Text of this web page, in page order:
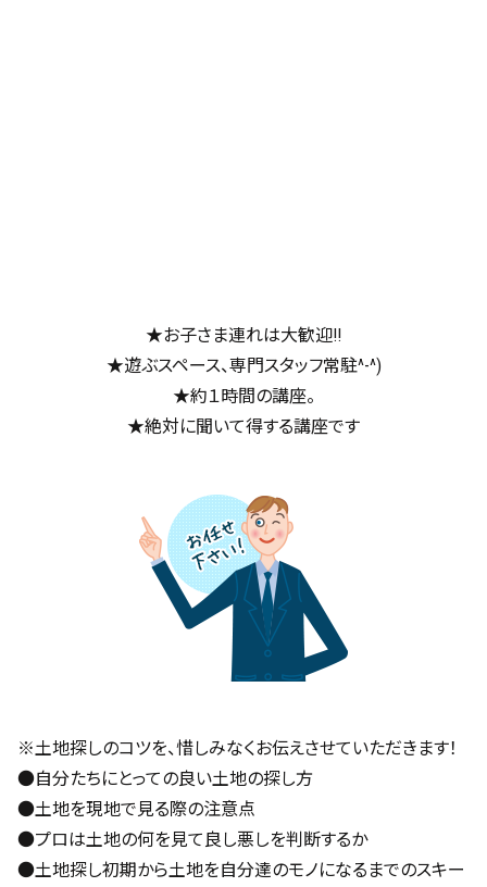
★お子さま連れは大歓迎!!
★遊ぶスペース、専門スタッフ常駐^-^)
★約１時間の講座。
★絶対に聞いて得する講座です
※土地探しのコツを、惜しみなくお伝えさせていただきます！
●自分たちにとっての良い土地の探し方
●土地を現地で見る際の注意点
●プロは土地の何を見て良し悪しを判断するか
●土地探し初期から土地を自分達のモノになるまでのスキー